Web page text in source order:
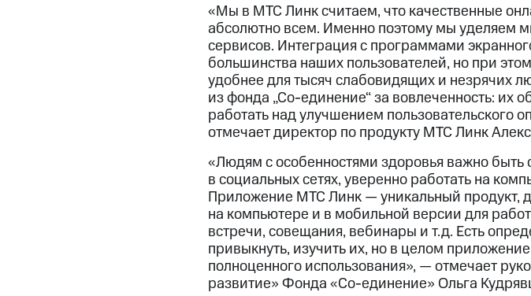
«Мы в МТС Линк считаем, что качественные
абсолютно всем. Именно поэтому мы уделяем
сервисов. Интеграция с программами
большинства наших пользователей, но при
удобнее для тысяч слабовидящих и
из фонда „Со-единение“ за вовлеченность: их
работать над улучшением
отмечает директор по продукту МТС Линк
«Людям с особенностями здоровья важно
в социальных сетях, уверенно работать на
Приложение МТС Линк — уникальный продукт,
на компьютере и в мобильной версии для
встречи, совещания, вебинары и т.д. Есть
привыкнуть, изучить их, но в целом
полноценного использования», — отмечает
развитие» Фонда «Со-единение» Ольга